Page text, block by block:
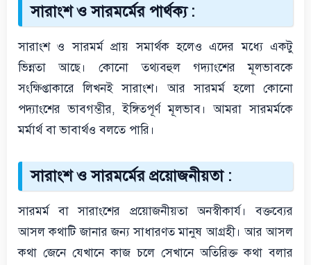
সারাংশ ও সারমর্মের পার্থক্য :
সারাংশ ও সারমর্ম প্রায় সমার্থক হলেও এদের মধ্যে একটু
ভিন্নতা আছে। কোনো তথ্যবহুল গদ্যাংশের মূলভাবকে
সংক্ষিপ্তাকারে লিখনই সারাংশ। আর সারমর্ম হলো কোনো
পদ্যাংশের ভাবগম্ভীর, ইঙ্গিতপূর্ণ মূলভাব। আমরা সারমর্মকে
মর্মার্থ বা ভাবার্থও বলতে পারি।
সারাংশ ও সারমর্মের প্রয়োজনীয়তা :
সারমর্ম বা সারাংশের প্রয়োজনীয়তা অনস্বীকার্য। বক্তব্যের
আসল কথাটি জানার জন্য সাধারণত মানুষ আগ্রহী। আর আসল
কথা জেনে যেখানে কাজ চলে সেখানে অতিরিক্ত কথা বলার